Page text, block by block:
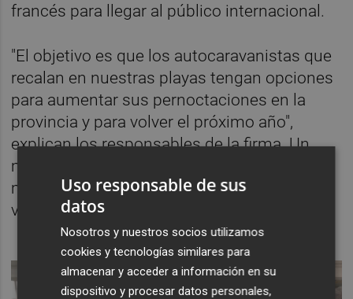
francés para llegar al público internacional.
"El objetivo es que los autocaravanistas que
recalan en nuestras playas tengan opciones
para aumentar sus pernoctaciones en la
provincia y para volver el próximo año",
explican los responsables de la firma. Un
motivo por el que la empresa también
muestra a los turistas las rutas del aceite, el
vino o la naranja de Castelló, entre otras.
Uso responsable de sus
datos
Nosotros y nuestros socios utilizamos
cookies y tecnologías similares para
almacenar y acceder a información en su
dispositivo y procesar datos personales,